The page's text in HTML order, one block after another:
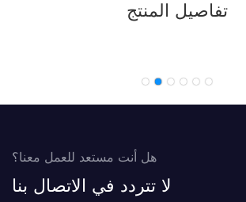
تفاصيل المنتج
هل أنت مستعد للعمل معنا؟
لا تتردد في الاتصال بنا